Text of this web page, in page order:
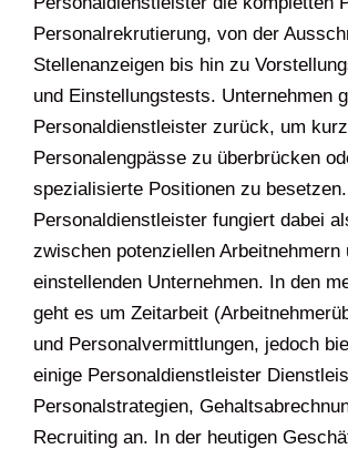
Personalrekrutierung, von der
Stellenanzeigen bis hin zu
und Einstellungstests. Unternehmen
Personaldienstleister zurück, um
Personalengpässe zu überbrücken
spezialisierte Positionen zu
Personaldienstleister fungiert dabei
zwischen potenziellen Arbeitnehmern
einstellenden Unternehmen. In den
geht es um Zeitarbeit
und Personalvermittlungen, jedoch
einige Personaldienstleister
Personalstrategien,
Recruiting an. In der heutigen